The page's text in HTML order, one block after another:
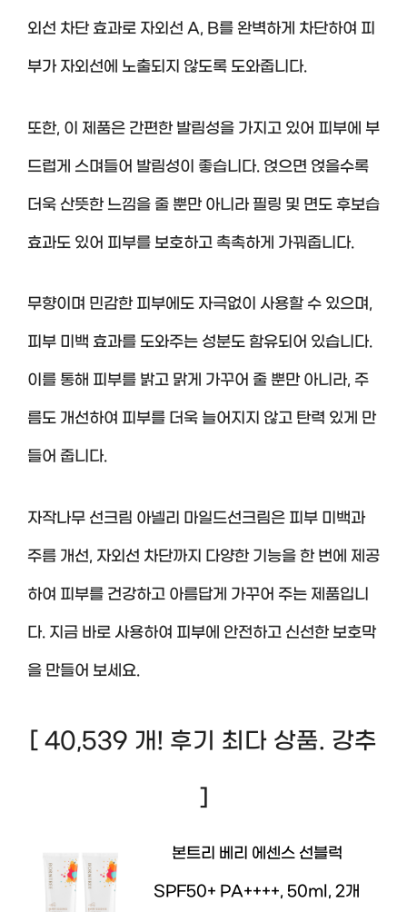
외선 차단 효과로 자외선 A, B를 완벽하게 차단하여 피
부가 자외선에 노출되지 않도록 도와줍니다.
또한, 이 제품은 간편한 발림성을 가지고 있어 피부에 부
드럽게 스며들어 발림성이 좋습니다. 얹으면 얹을수록
더욱 산뜻한 느낌을 줄 뿐만 아니라 필링 및 면도 후보습
효과도 있어 피부를 보호하고 촉촉하게 가꿔줍니다.
무향이며 민감한 피부에도 자극없이 사용할 수 있으며,
피부 미백 효과를 도와주는 성분도 함유되어 있습니다.
이를 통해 피부를 밝고 맑게 가꾸어 줄 뿐만 아니라, 주
름도 개선하여 피부를 더욱 늘어지지 않고 탄력 있게 만
들어 줍니다.
자작나무 선크림 아넬리 마일드선크림은 피부 미백과
주름 개선, 자외선 차단까지 다양한 기능을 한 번에 제공
하여 피부를 건강하고 아름답게 가꾸어 주는 제품입니
다. 지금 바로 사용하여 피부에 안전하고 신선한 보호막
을 만들어 보세요.
[ 40,539 개! 후기 최다 상품. 강추
]
본트리 베리 에센스 선블럭
SPF50+ PA++++, 50ml, 2개